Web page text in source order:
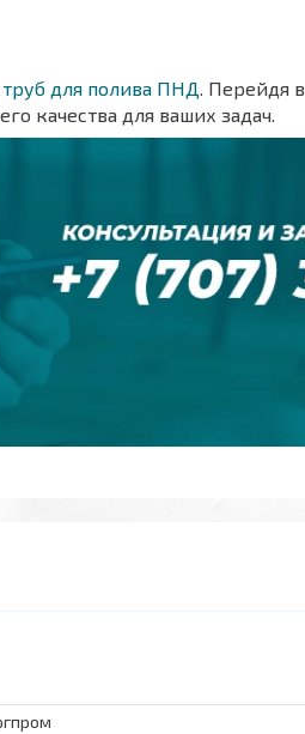
труб для полива ПНД. Перейдя в
качества для ваших задач.